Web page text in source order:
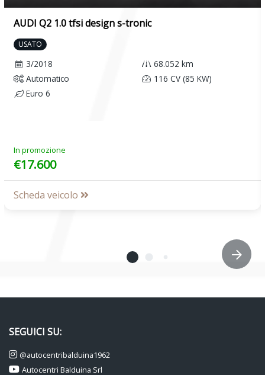
AUDI Q2 1.0 tfsi design s-tronic
USATO
3/2018
68.052 km
Automatico
116 CV (85 KW)
Euro 6
In promozione
€17.600
Scheda veicolo
SEGUICI SU:
@autocentribalduina1962
Autocentri Balduina Srl